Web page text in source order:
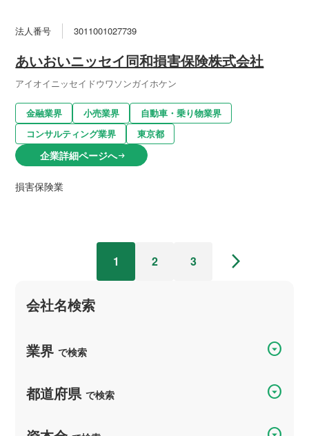
会社名検索
業界で検索 arrow_drop_down_circle
都道府県で検索 arrow_drop_down_circle
法人番号 3011001027739
あいおいニッセイ同和損害保険株式会社
アイオイニッセイドウワソンガイホケン
金融業界 小売業界
自動車・乗り物業界
コンサルティング業界
東京都
企業詳細ページへarrow_right_alt
損害保険業
1 2 3 arrow_forward_ios